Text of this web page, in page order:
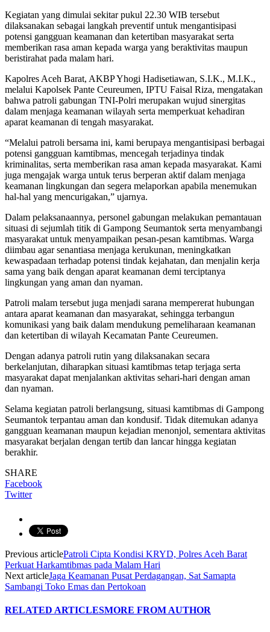
Kegiatan yang dimulai sekitar pukul 22.30 WIB tersebut
dilaksanakan sebagai langkah preventif untuk mengantisipasi
potensi gangguan keamanan dan ketertiban masyarakat serta
memberikan rasa aman kepada warga yang beraktivitas maupun
beristirahat pada malam hari.
Kapolres Aceh Barat, AKBP Yhogi Hadisetiawan, S.I.K., M.I.K.,
melalui Kapolsek Pante Ceureumen, IPTU Faisal Riza, mengatakan
bahwa patroli gabungan TNI-Polri merupakan wujud sinergitas
dalam menjaga keamanan wilayah serta memperkuat kehadiran
aparat keamanan di tengah masyarakat.
“Melalui patroli bersama ini, kami berupaya mengantisipasi berbagai
potensi gangguan kamtibmas, mencegah terjadinya tindak
kriminalitas, serta memberikan rasa aman kepada masyarakat. Kami
juga mengajak warga untuk terus berperan aktif dalam menjaga
keamanan lingkungan dan segera melaporkan apabila menemukan
hal-hal yang mencurigakan,” ujarnya.
Dalam pelaksanaannya, personel gabungan melakukan pemantauan
situasi di sejumlah titik di Gampong Seumantok serta menyambangi
masyarakat untuk menyampaikan pesan-pesan kamtibmas. Warga
diimbau agar senantiasa menjaga kerukunan, meningkatkan
kewaspadaan terhadap potensi tindak kejahatan, dan menjalin kerja
sama yang baik dengan aparat keamanan demi terciptanya
lingkungan yang aman dan nyaman.
Patroli malam tersebut juga menjadi sarana mempererat hubungan
antara aparat keamanan dan masyarakat, sehingga terbangun
komunikasi yang baik dalam mendukung pemeliharaan keamanan
dan ketertiban di wilayah Kecamatan Pante Ceureumen.
Dengan adanya patroli rutin yang dilaksanakan secara
berkelanjutan, diharapkan situasi kamtibmas tetap terjaga serta
masyarakat dapat menjalankan aktivitas sehari-hari dengan aman
dan nyaman.
Selama kegiatan patroli berlangsung, situasi kamtibmas di Gampong
Seumantok terpantau aman dan kondusif. Tidak ditemukan adanya
gangguan keamanan maupun kejadian menonjol, sementara aktivitas
masyarakat berjalan dengan tertib dan lancar hingga kegiatan
berakhir.
SHARE
Facebook
Twitter
Previous articlePatroli Cipta Kondisi KRYD, Polres Aceh Barat
Perkuat Harkamtibmas pada Malam Hari
Next articleJaga Keamanan Pusat Perdagangan, Sat Samapta
Sambangi Toko Emas dan Pertokoan
RELATED ARTICLESMORE FROM AUTHOR